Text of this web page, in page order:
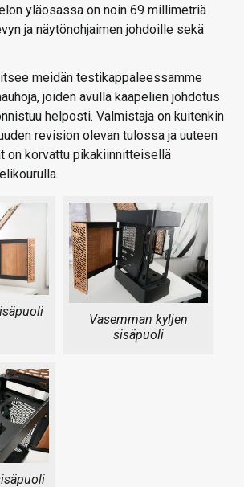
yläosassa on noin 69 millimetriä
ja näytönohjaimen johdoille sekä
meidän testikappaleessamme
joiden avulla kaapelien johdotus
helposti. Valmistaja on kuitenkin
revision olevan tulossa ja uuteen
on korvattu pikakiinnitteisellä
Vasemman kyljen
sisäpuoli